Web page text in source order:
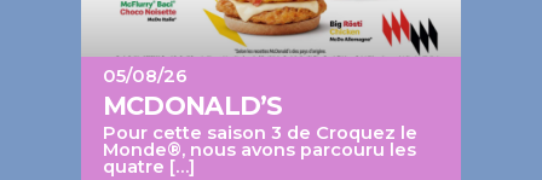
05/08/26
MCDONALD’S
Pour cette saison 3 de Croquez le
Monde®, nous avons parcouru les
quatre […]